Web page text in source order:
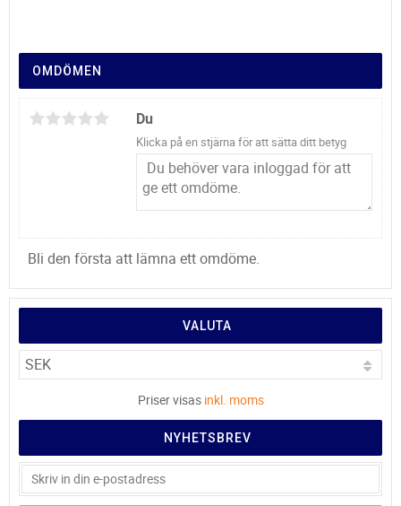
OMDÖMEN
Du
Klicka på en stjärna för att sätta ditt betyg
Bli den första att lämna ett omdöme.
VALUTA
Priser visas inkl. moms
NYHETSBREV